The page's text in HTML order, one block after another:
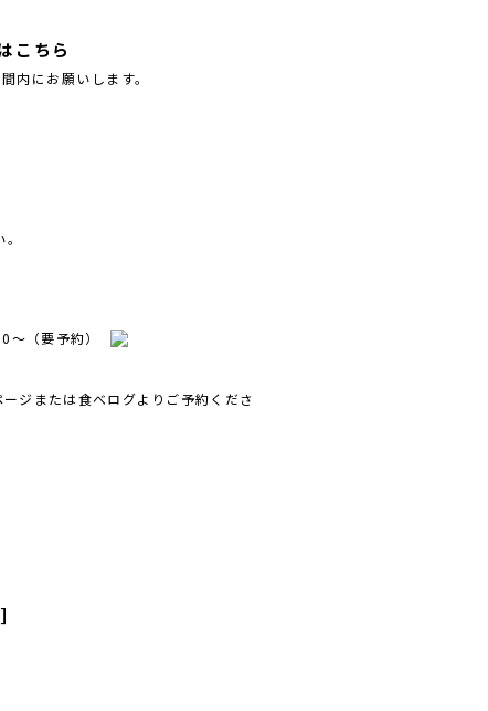
こちら
内にお願いします。
（要予約）
ジまたは食べログよりご予約くださ